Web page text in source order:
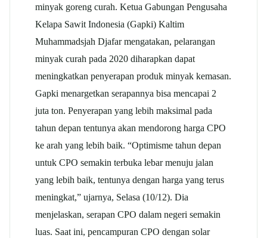
minyak goreng curah. Ketua Gabungan Pengusaha
Kelapa Sawit Indonesia (Gapki) Kaltim
Muhammadsjah Djafar mengatakan, pelarangan
minyak curah pada 2020 diharapkan dapat
meningkatkan penyerapan produk minyak kemasan.
Gapki menargetkan serapannya bisa mencapai 2
juta ton. Penyerapan yang lebih maksimal pada
tahun depan tentunya akan mendorong harga CPO
ke arah yang lebih baik. “Optimisme tahun depan
untuk CPO semakin terbuka lebar menuju jalan
yang lebih baik, tentunya dengan harga yang terus
meningkat,” ujarnya, Selasa (10/12). Dia
menjelaskan, serapan CPO dalam negeri semakin
luas. Saat ini, pencampuran CPO dengan solar